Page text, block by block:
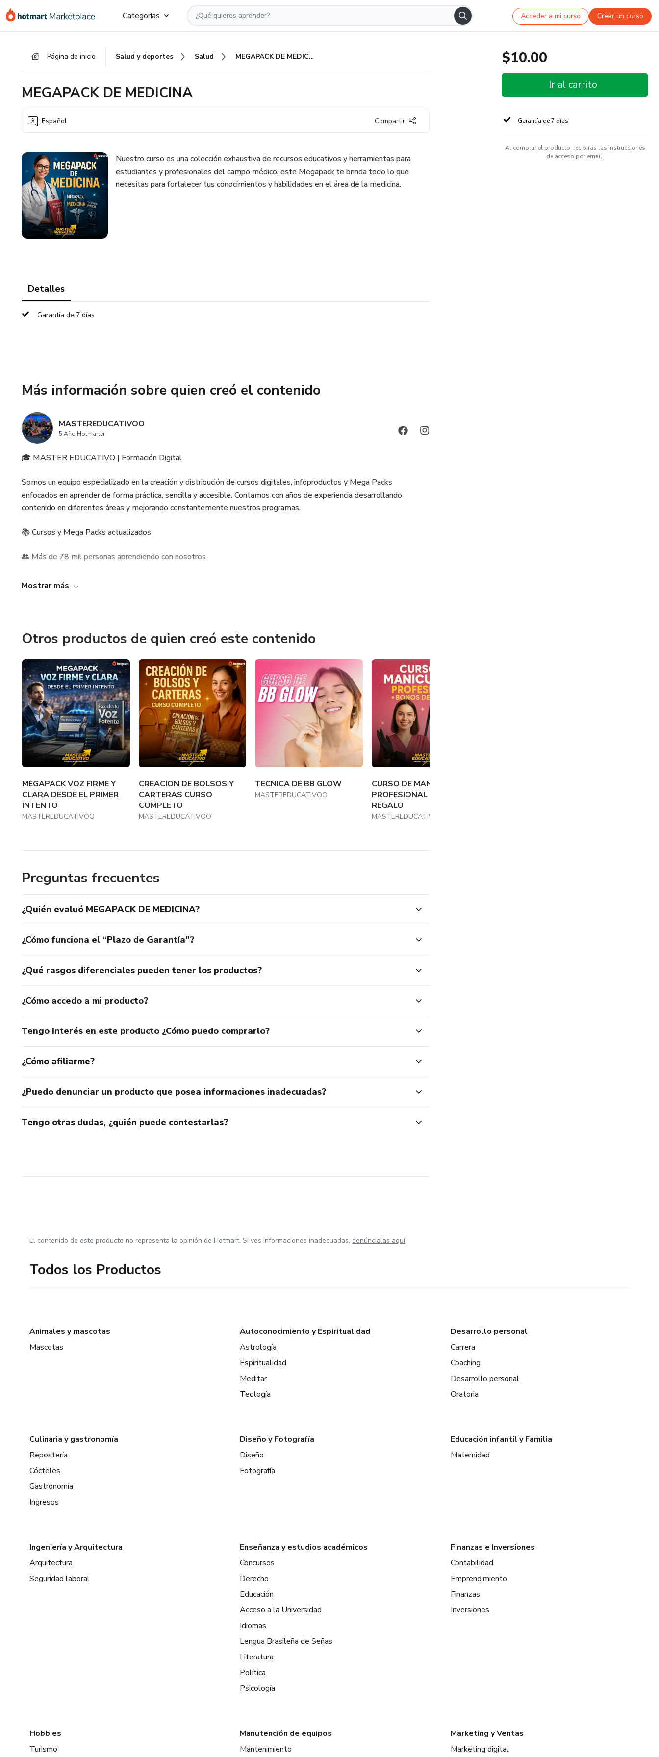
Categorías Acceder a mi curso Crear un curso
Página de inicio Salud y deportes Salud MEGAPACK DE MEDICINA
MEGAPACK DE MEDICINA
Español Compartir
Nuestro curso es una colección exhaustiva de recursos educativos y herramientas para
estudiantes y profesionales del campo médico. este Megapack te brinda todo lo que
necesitas para fortalecer tus conocimientos y habilidades en el área de la medicina.
Detalles
Garantía de 7 días
Más información sobre quien creó el contenido
MASTEREDUCATIVOO
5 Año Hotmarter
🎓 MASTER EDUCATIVO | Formación Digital
Somos un equipo especializado en la creación y distribución de cursos digitales, infoproductos y Mega Packs
enfocados en aprender de forma práctica, sencilla y accesible. Contamos con años de experiencia desarrollando
contenido en diferentes áreas y mejorando constantemente nuestros programas.
📚 Cursos y Mega Packs actualizados
👥 Más de 78 mil personas aprendiendo con nosotros
⭐ Contenido práctico, claro y fácil de aplicar
Aprende a tu ritmo y sigue creciendo con Master Educativo.
Mostrar más
Otros productos de quien creó este contenido
MEGAPACK VOZ FIRME Y
CLARA DESDE EL PRIMER
INTENTO
MASTEREDUCATIVOO
CREACION DE BOLSOS Y
CARTERAS CURSO
COMPLETO
MASTEREDUCATIVOO
TECNICA DE BB GLOW
MASTEREDUCATIVOO
CURSO DE MANICURISTA
PROFESIONAL + BONOS DE
REGALO
MASTEREDUCATIVOO
Preguntas frecuentes
¿Quién evaluó MEGAPACK DE MEDICINA?
¿Cómo funciona el “Plazo de Garantía”?
¿Qué rasgos diferenciales pueden tener los productos?
¿Cómo accedo a mi producto?
Tengo interés en este producto ¿Cómo puedo comprarlo?
¿Cómo afiliarme?
¿Puedo denunciar un producto que posea informaciones inadecuadas?
Tengo otras dudas, ¿quién puede contestarlas?
$10.00
Ir al carrito
Garantía de 7 días
Al comprar el producto, recibirás las instrucciones
de acceso por email.
El contenido de este producto no representa la opinión de Hotmart. Si ves informaciones inadecuadas, denúncialas aquí
Todos los Productos
Animales y mascotas
Mascotas
Autoconocimiento y Espiritualidad
Astrología
Espiritualidad
Meditar
Teología
Desarrollo personal
Carrera
Coaching
Desarrollo personal
Oratoria
Culinaria y gastronomía
Repostería
Cócteles
Gastronomía
Ingresos
Diseño y Fotografía
Diseño
Fotografía
Educación infantil y Familia
Maternidad
Ingeniería y Arquitectura
Arquitectura
Seguridad laboral
Enseñanza y estudios académicos
Concursos
Derecho
Educación
Acceso a la Universidad
Idiomas
Lengua Brasileña de Señas
Literatura
Política
Psicología
Finanzas e Inversiones
Contabilidad
Emprendimiento
Finanzas
Inversiones
Hobbies
Turismo
Manutención de equipos
Mantenimiento
Marketing y Ventas
Marketing digital